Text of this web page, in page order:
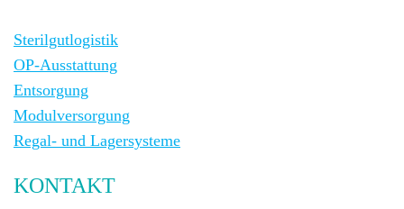
Sterilgutlogistik
OP-Ausstattung
Entsorgung
Modulversorgung
Regal- und Lagersysteme
KONTAKT